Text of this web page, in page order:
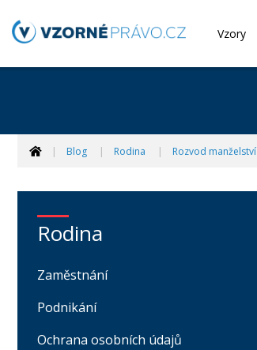
Vzory
Blog Rodina Rozvod manželství
Rodina
Zaměstnání
Podnikání
Ochrana osobních údajů